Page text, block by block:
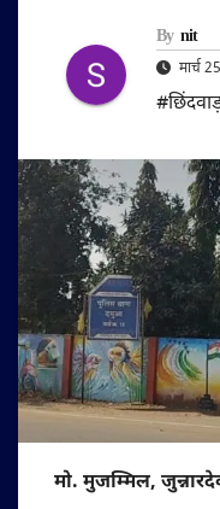
By nit
मार्च
मो. मुजम्मिल,